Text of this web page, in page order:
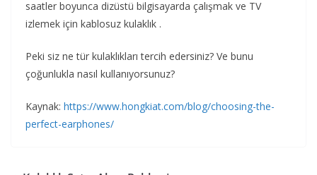
saatler boyunca dizüstü bilgisayarda çalışmak ve TV
izlemek için kablosuz kulaklık .
Peki siz ne tür kulaklıkları tercih edersiniz? Ve bunu
çoğunlukla nasıl kullanıyorsunuz?
Kaynak: https://www.hongkiat.com/blog/choosing-the-
perfect-earphones/